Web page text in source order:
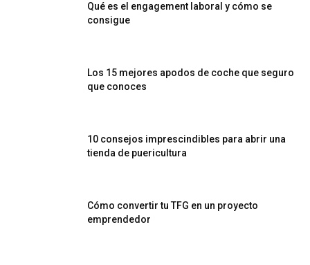
Qué es el engagement laboral y cómo se
consigue
Los 15 mejores apodos de coche que seguro
que conoces
10 consejos imprescindibles para abrir una
tienda de puericultura
Cómo convertir tu TFG en un proyecto
emprendedor